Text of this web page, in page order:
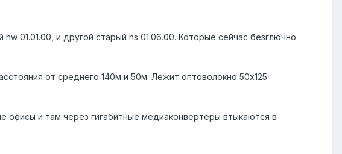
01.01.00, и другой старый hs 01.06.00. Которые сейчас безглючно
от среднего 140м и 50м. Лежит оптоволокно 50х125
офисы и там через гигабитные медиаконвертеры втыкаются в